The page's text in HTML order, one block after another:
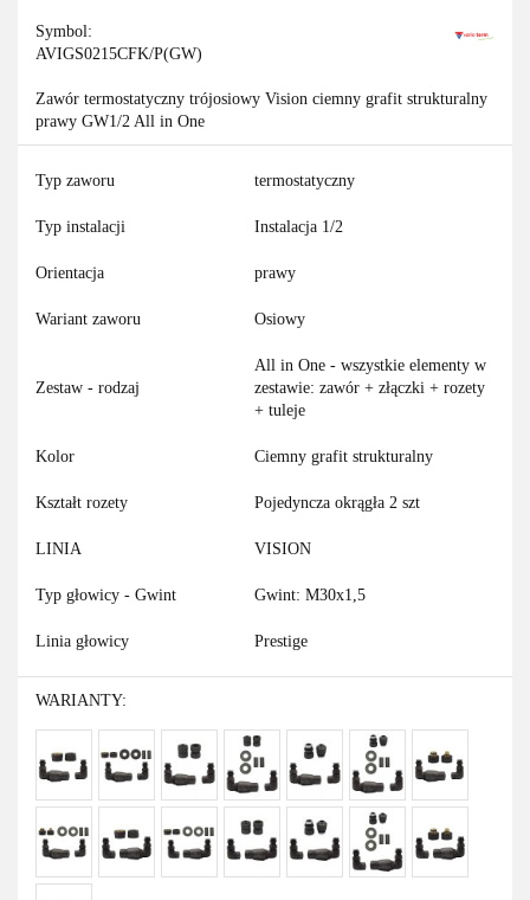
Symbol:
AVIGS0215CFK/P(GW)
Zawór termostatyczny trójosiowy Vision ciemny grafit strukturalny
prawy GW1/2 All in One
Typ zaworu termostatyczny
Typ instalacji Instalacja 1/2
Orientacja prawy
Wariant zaworu Osiowy
Zestaw - rodzaj
All in One - wszystkie elementy w
zestawie: zawór + złączki + rozety
+ tuleje
Kolor Ciemny grafit strukturalny
Kształt rozety Pojedyncza okrągła 2 szt
LINIA VISION
Typ głowicy - Gwint Gwint: M30x1,5
Linia głowicy Prestige
WARIANTY: